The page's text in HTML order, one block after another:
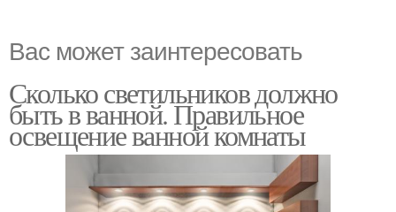
Вас может заинтересовать
Сколько светильников должно
быть в ванной. Правильное
освещение ванной комнаты